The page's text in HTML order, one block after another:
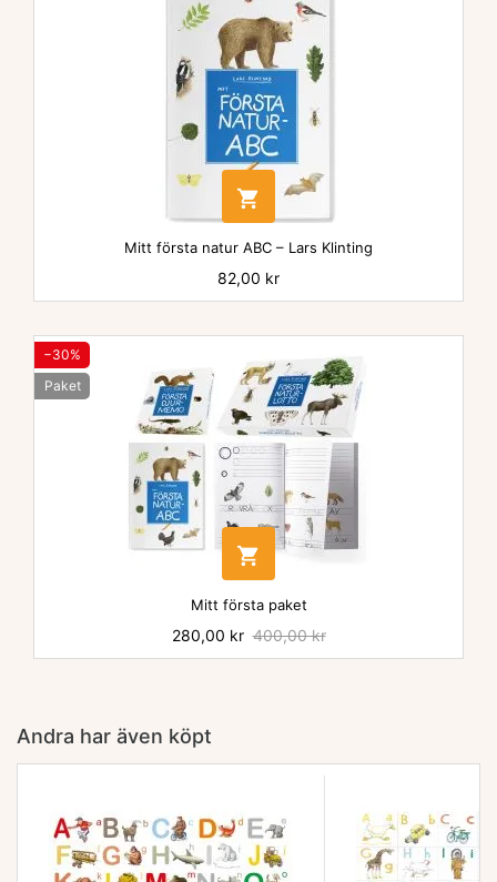

Mitt första natur ABC – Lars Klinting
Pris
82,00 kr
−30%
Paket

Mitt första paket
Pris
280,00 kr Baspris
400,00 kr
Andra har även köpt